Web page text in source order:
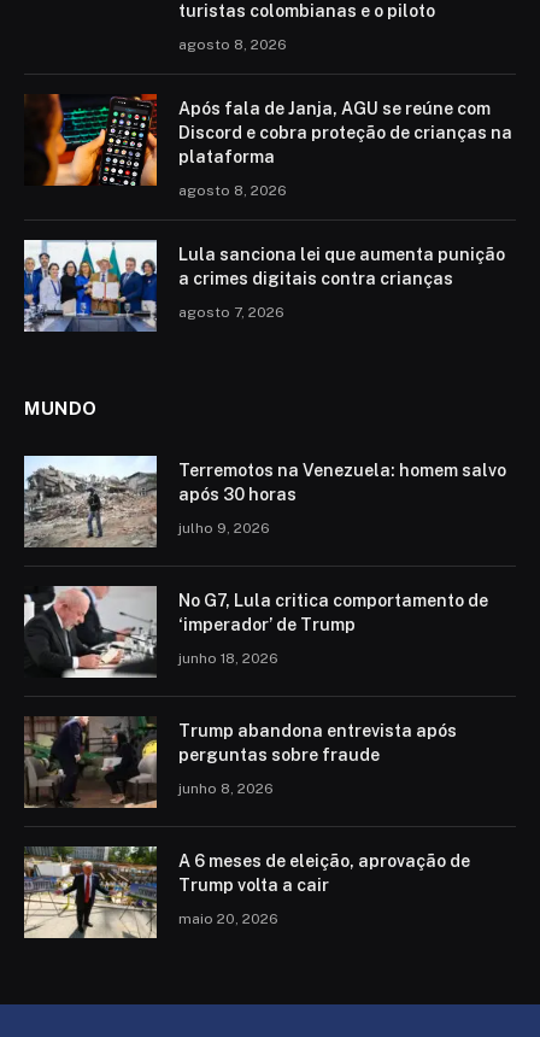
turistas colombianas e o piloto
agosto 8, 2026
Após fala de Janja, AGU se reúne com
Discord e cobra proteção de crianças na
plataforma
agosto 8, 2026
Lula sanciona lei que aumenta punição
a crimes digitais contra crianças
agosto 7, 2026
MUNDO
Terremotos na Venezuela: homem salvo
após 30 horas
julho 9, 2026
No G7, Lula critica comportamento de
‘imperador’ de Trump
junho 18, 2026
Trump abandona entrevista após
perguntas sobre fraude
junho 8, 2026
A 6 meses de eleição, aprovação de
Trump volta a cair
maio 20, 2026